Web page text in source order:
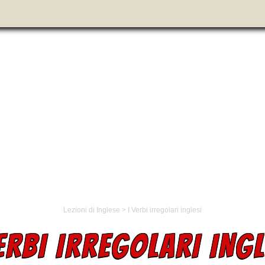
Lezioni di Inglese > I Verbi irregolari inglesi
IRREGOLARI